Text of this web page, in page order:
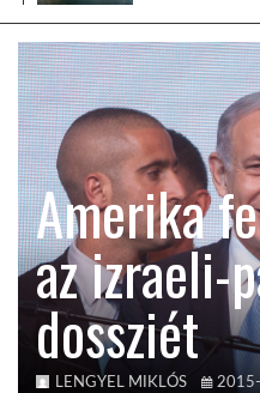
LATIN-AMERIKA
KÖZEL-KELET
AUSZTRÁLIA
A VILÁG ITTHON
Amerika
az izraeli-
dossziét
LENGYEL MIKLÓS